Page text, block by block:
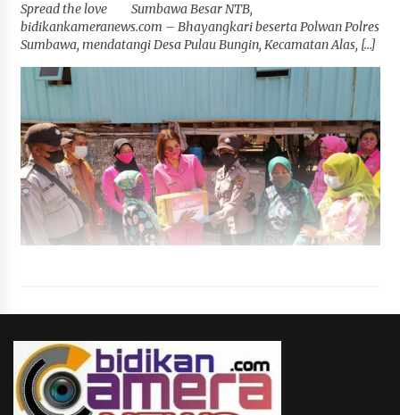
Spread the love Sumbawa Besar NTB,
bidikankameranews.com – Bhayangkari beserta Polwan Polres
Sumbawa, mendatangi Desa Pulau Bungin, Kecamatan Alas, […]